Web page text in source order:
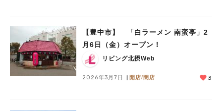
【豊中市】 「白ラーメン 南蛮亭」2
月6日（金）オープン！
リビング北摂Web
2026年3月7日 開店/閉店 3